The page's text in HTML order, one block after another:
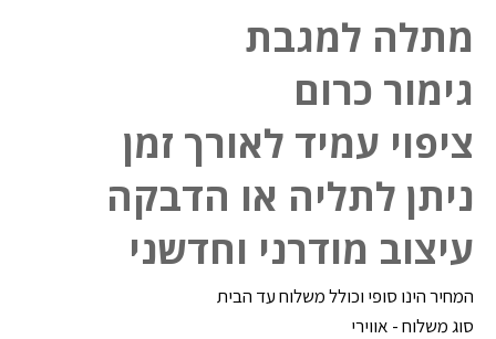
מתלה למגבת
גימור כרום
ציפוי עמיד לאורך זמן
ניתן לתליה או הדבקה
עיצוב מודרני וחדשני
המחיר הינו סופי וכולל משלוח עד הבית
סוג משלוח - אווירי